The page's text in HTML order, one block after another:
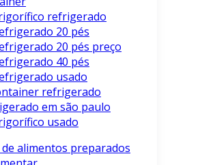
refrigerado
20 pés
20 pés preço
40 pés
usado
refrigerado
em são paulo
usado
alimentos preparados